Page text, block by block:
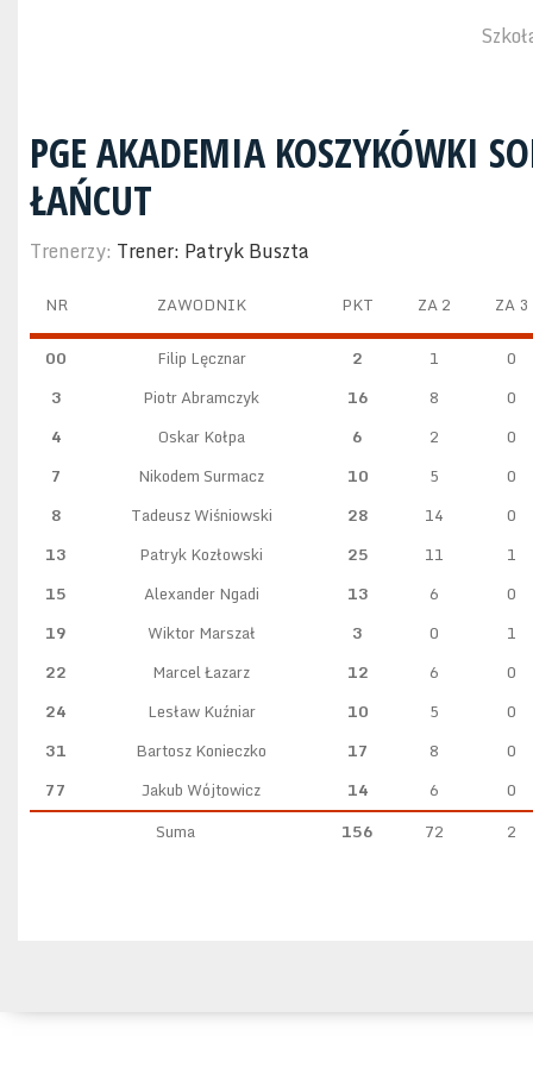
PGE AKADEMIA KOSZYKÓWKI
ŁAŃCUT
Trenerzy: Trener: Patryk Buszta
NR ZAWODNIK PKT ZA 2 ZA 3
00 Filip Lęcznar 2 1
0
3
Piotr Abramczyk 16 8
0
4
Oskar Kołpa 6 2
0
7
Nikodem Surmacz 10 5
0
8
Tadeusz Wiśniowski 28 14
0
13
Patryk Kozłowski 25 11
1
15
Alexander Ngadi 13 6
0
19
Wiktor Marszał 3 0
1
22
Marcel Łazarz 12 6
0
24
Lesław Kuźniar 10 5
0
31
Bartosz Konieczko 17 8
0
77
Jakub Wójtowicz 14 6
0
Suma
156 72 2